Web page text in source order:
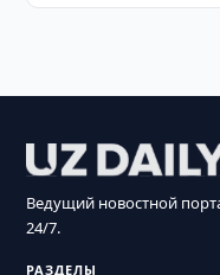
Ведущий новостной
24/7.
РАЗДЕЛЫ